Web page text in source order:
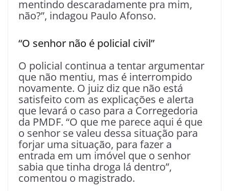
mentindo descaradamente pra mim,
não?”, indagou Paulo Afonso.
“O senhor não é policial civil”
O policial continua a tentar argumentar
que não mentiu, mas é interrompido
novamente. O juiz diz que não está
satisfeito com as explicações e alerta
que levará o caso para a Corregedoria
da PMDF. “O que me parece aqui é que
o senhor se valeu dessa situação para
forjar uma situação, para fazer a
entrada em um imóvel que o senhor
sabia que tinha droga lá dentro”,
comentou o magistrado.